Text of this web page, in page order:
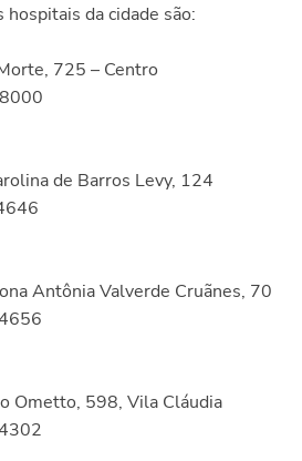
da cidade são:
725 – Centro
de Barros Levy, 124
Antônia Valverde Cruãnes, 70
Ometto, 598, Vila Cláudia